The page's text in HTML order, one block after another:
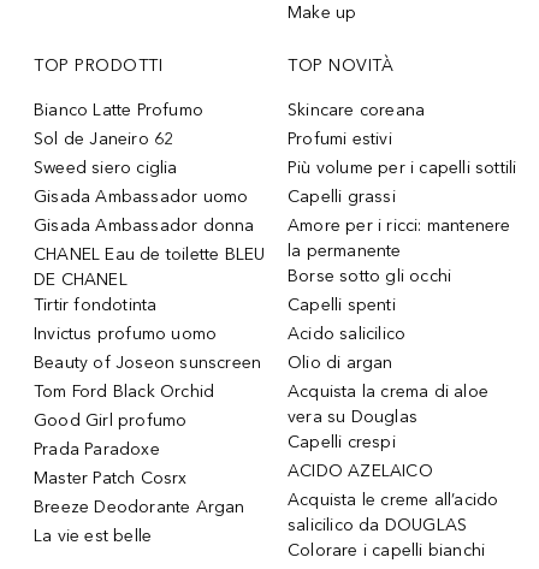
Make up
TOP PRODOTTI
Bianco Latte Profumo
Sol de Janeiro 62
Sweed siero ciglia
Gisada Ambassador uomo
Gisada Ambassador donna
CHANEL Eau de toilette BLEU
DE CHANEL
Tirtir fondotinta
Invictus profumo uomo
Beauty of Joseon sunscreen
Tom Ford Black Orchid
Good Girl profumo
Prada Paradoxe
Master Patch Cosrx
Breeze Deodorante Argan
La vie est belle
TOP NOVITÀ
Skincare coreana
Profumi estivi
Più volume per i capelli sottili
Capelli grassi
Amore per i ricci: mantenere
la permanente
Borse sotto gli occhi
Capelli spenti
Acido salicilico
Olio di argan
Acquista la crema di aloe
vera su Douglas
Capelli crespi
ACIDO AZELAICO
Acquista le creme all’acido
salicilico da DOUGLAS
Colorare i capelli bianchi